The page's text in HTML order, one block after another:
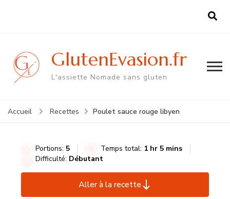
GlutenEvasion.fr
L'assiette Nomade sans gluten
Accueil Recettes Poulet sauce rouge libyen
Portions: 5 Temps total: 1 hr 5 mins
Difficulté: Débutant
Aller à la recette